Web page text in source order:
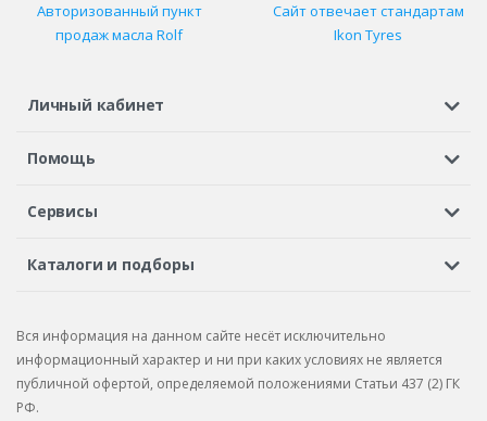
Авторизованный пункт
продаж масла Rolf
Сайт отвечает стандартам
Ikon Tyres
Личный кабинет
Регистрация или вход
Помощь
Шины в кредит
Сервисы
Автосервисы
Бонусная программа
Рекламации по услугам
Каталоги и подборы
Подбор запчастей
Каталог запчастей
Вся информация на данном сайте несёт исключительно
информационный характер и ни при каких условиях не является
публичной офертой, определяемой положениями Статьи 437 (2) ГК
РФ.